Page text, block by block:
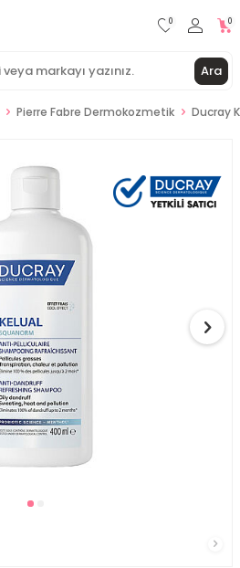
Ara
0 0
Pierre Fabre Dermokozmetik Ducray